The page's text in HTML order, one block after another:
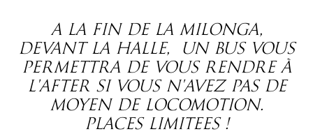
A LA FIN de la milonga,
devant la Halle, UN BUS VOUS
PERMETTRA de vous rendre à
l'after si vous n'avez pas de
moyen de locomotion.
places limitees !